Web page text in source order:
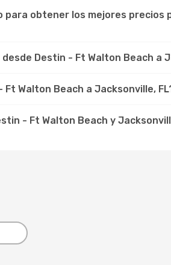
obtener los mejores precios
Destin - Ft Walton Beach a
Walton Beach a Jacksonville,
- Ft Walton Beach y